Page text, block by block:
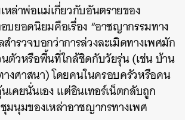
หล่าพ่อแม่เกี่ยวกับอันตรายของ
บยอดนิยมคือเรื่อง “อาชญากรรมทาง
ำรวจบอกว่าการล่วงละเมิดทางเพศมัก
ตัวหรือพื้นที่ใกล้ชิดกับวัยรุ่น (เช่น บ้าน
างศาสนา) โดยคนในครอบครัวหรือคน
เคยนั่นเอง แต่อินเทอร์เน็ตกลับถูก
มนุมของเหล่าอาชญากรทางเพศ